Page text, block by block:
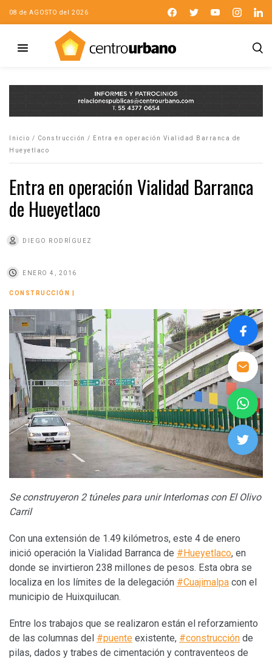
08 de AGOSTO del 2026
Inicio / Construcción /
Entra en operación Vialidad Barranca de
Hueyetlaco
Entra en operación Vialidad Barranca
de Hueyetlaco
DIEGO RODRÍGUEZ
ENERO 4, 2016
CONSTRUCCIÓN
Se construyeron 2 túneles para unir Interlomas con El Olivo
Carril
Con una extensión de 1.49 kilómetros, este 4 de enero
inició operación la Vialidad Barranca de #Hueyetlaco, en
donde se invirtieron 238 millones de pesos. Esta obra se
localiza en los límites de la delegación #Cuajimalpa con el
municipio de Huixquilucan.
Entre los trabajos que se realizaron están el reforzamiento
de las columnas del #puente existente, #construcción de
pilas, dados y trabes de cimentación y contraventeos de